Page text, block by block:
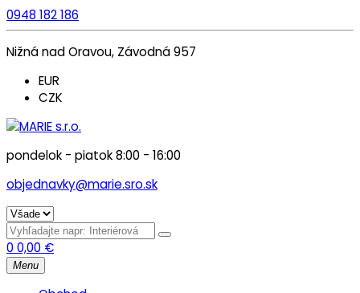
0948 182 186
Nižná nad Oravou, Závodná 957
EUR
CZK
pondelok - piatok 8:00 - 16:00
objednavky@marie.sro.sk
0 0,00 €
Menu